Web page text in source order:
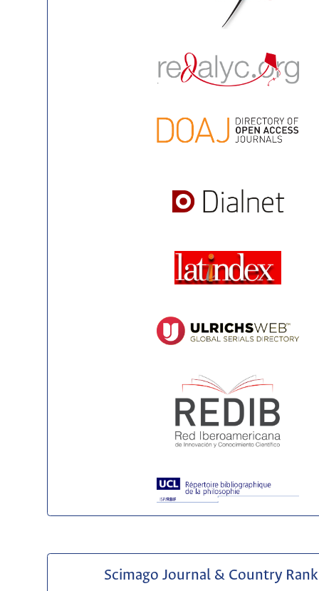
Scimago Journal & Country Rank